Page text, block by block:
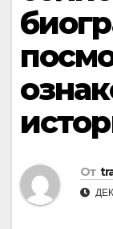
От